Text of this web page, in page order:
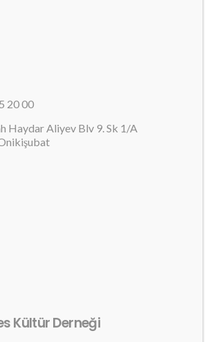
20 00
Haydar Aliyev Blv 9. Sk 1/A
Kültür Derneği